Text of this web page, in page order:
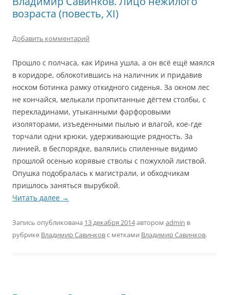
возраста (повесть, XI)
Добавить комментарий
Прошло с полчаса, как Ирина ушла, а он всё ещё маялся
в коридоре, облокотившись на наличник и придавив
носком ботинка рамку откидного сиденья. За окном лес
не кончайся, мелькали пропитанные дёгтем столбы, с
перекладинами, утыканными фарфоровыми
изоляторами, изъеденными пылью и влагой, кое-где
торчали одни крюки, удерживающие рядность. За
линией, в беспорядке, валялись спиленные видимо
прошлой осенью корявые стволы с пожухлой листвой.
Опушка подобралась к магистрали, и обходчикам
пришлось заняться вырубкой.
Читать далее →
Запись опубликована 13 декабря 2014автором admin в
рубрике Владимир Савинковс метками Владимир Савинков.